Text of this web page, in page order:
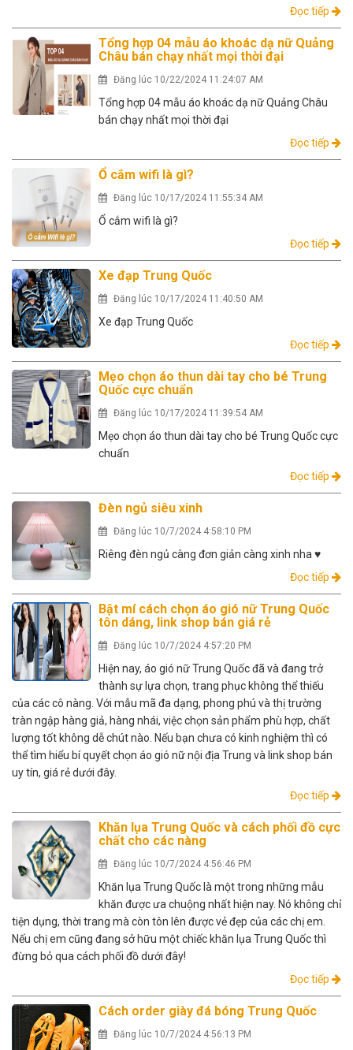
Đọc tiếp
Tổng hợp 04 mẫu áo khoác dạ nữ Quảng
Châu bán chạy nhất mọi thời đại
Đăng lúc 10/22/2024 11:24:07 AM
Tổng hợp 04 mẫu áo khoác dạ nữ Quảng Châu
bán chạy nhất mọi thời đại
Đọc tiếp
Ổ cắm wifi là gì?
Đăng lúc 10/17/2024 11:55:34 AM
Ổ cắm wifi là gì?
Đọc tiếp
Xe đạp Trung Quốc
Đăng lúc 10/17/2024 11:40:50 AM
Xe đạp Trung Quốc
Đọc tiếp
Mẹo chọn áo thun dài tay cho bé Trung
Quốc cực chuẩn
Đăng lúc 10/17/2024 11:39:54 AM
Mẹo chọn áo thun dài tay cho bé Trung Quốc cực
chuẩn
Đọc tiếp
Đèn ngủ siêu xinh
Đăng lúc 10/7/2024 4:58:10 PM
Riêng đèn ngủ càng đơn giản càng xinh nha ♥️
Đọc tiếp
Bật mí cách chọn áo gió nữ Trung Quốc
tôn dáng, link shop bán giá rẻ
Đăng lúc 10/7/2024 4:57:20 PM
Hiện nay, áo gió nữ Trung Quốc đã và đang trở
thành sự lựa chọn, trang phục không thể thiếu
của các cô nàng. Với mẫu mã đa dạng, phong phú và thị trường
tràn ngập hàng giả, hàng nhái, việc chọn sản phẩm phù hợp, chất
lượng tốt không dễ chút nào. Nếu bạn chưa có kinh nghiệm thì có
thể tìm hiểu bí quyết chọn áo gió nữ nội địa Trung và link shop bán
uy tín, giá rẻ dưới đây.
Đọc tiếp
Khăn lụa Trung Quốc và cách phối đồ cực
chất cho các nàng
Đăng lúc 10/7/2024 4:56:46 PM
Khăn lụa Trung Quốc là một trong những mẫu
khăn được ưa chuộng nhất hiện nay. Nó không chỉ
tiện dụng, thời trang mà còn tôn lên được vẻ đẹp của các chị em.
Nếu chị em cũng đang sở hữu một chiếc khăn lụa Trung Quốc thì
đừng bỏ qua cách phối đồ dưới đây!
Đọc tiếp
Cách order giày đá bóng Trung Quốc
Đăng lúc 10/7/2024 4:56:13 PM